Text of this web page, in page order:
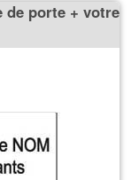
de porte + votre